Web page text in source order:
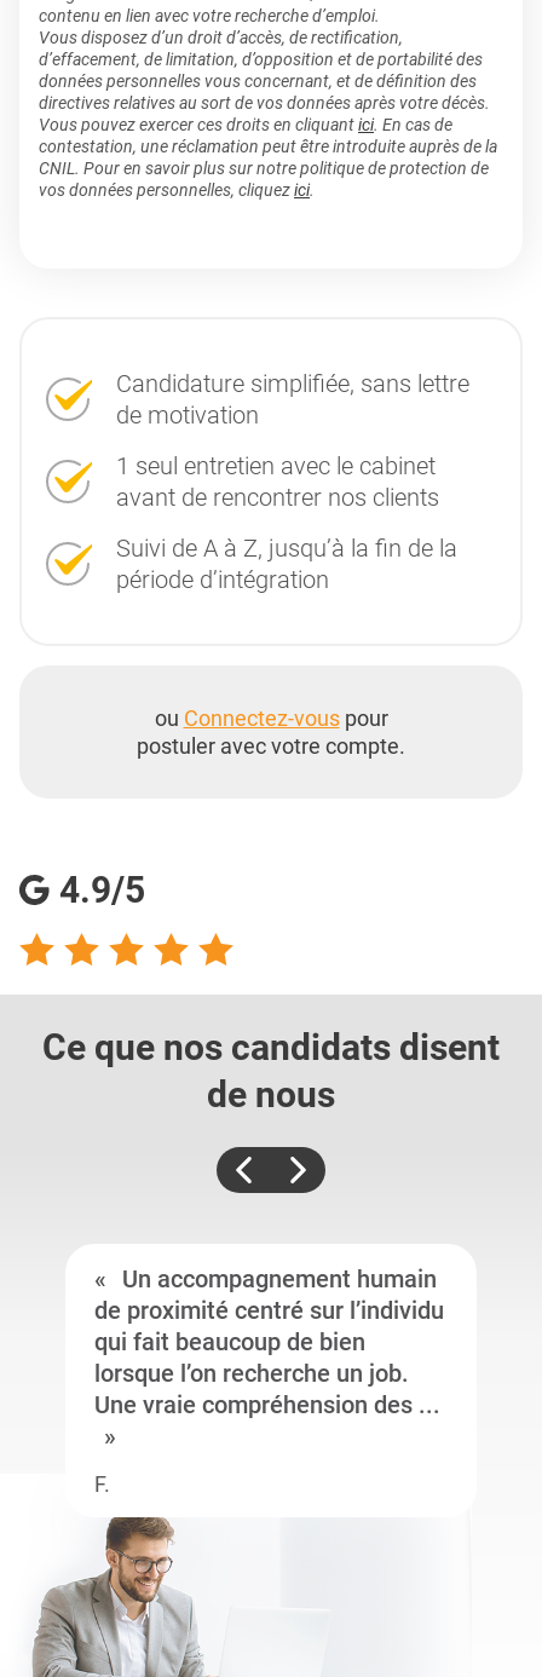
contenu en lien avec votre recherche d’emploi.
Vous disposez d’un droit d’accès, de rectification,
d’effacement, de limitation, d’opposition et de portabilité des
données personnelles vous concernant, et de définition des
directives relatives au sort de vos données après votre décès.
Vous pouvez exercer ces droits en cliquantici. En cas de
contestation, une réclamation peut être introduite auprès de la
CNIL. Pour en savoir plus sur notre politique de protection de
vos données personnelles, cliquezici.
Candidature simplifiée, sans lettre
de motivation
1 seul entretien avec le cabinet
avant de rencontrer nos clients
Suivi de A à Z, jusqu’à la fin de la
période d’intégration
ou Connectez-vouspour
postuler avec votre compte.
4.9/5
Ce que nos candidats disent
de nous
Un accompagnement humain
de proximité centré sur l’individu
qui fait beaucoup de bien
lorsque l’on recherche un job.
Une vraie compréhension des ...
F.